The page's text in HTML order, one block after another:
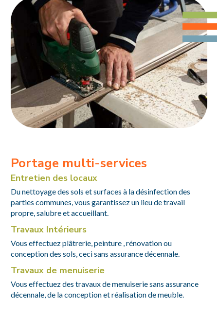
Portage multi-services
Entretien des locaux
Du nettoyage des sols et surfaces à la désinfection des
parties communes, vous garantissez un lieu de travail
propre, salubre et accueillant.
Travaux Intérieurs
Vous effectuez plâtrerie, peinture , rénovation ou
conception des sols, ceci sans assurance décennale.
Travaux de menuiserie
Vous effectuez des travaux de menuiserie sans assurance
décennale, de la conception et réalisation de meuble.